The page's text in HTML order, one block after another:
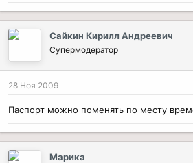
Сайкин Кирилл Андреевич
Супермодератор
28 Ноя 2009
Паспорт можно поменять по месту
Марика